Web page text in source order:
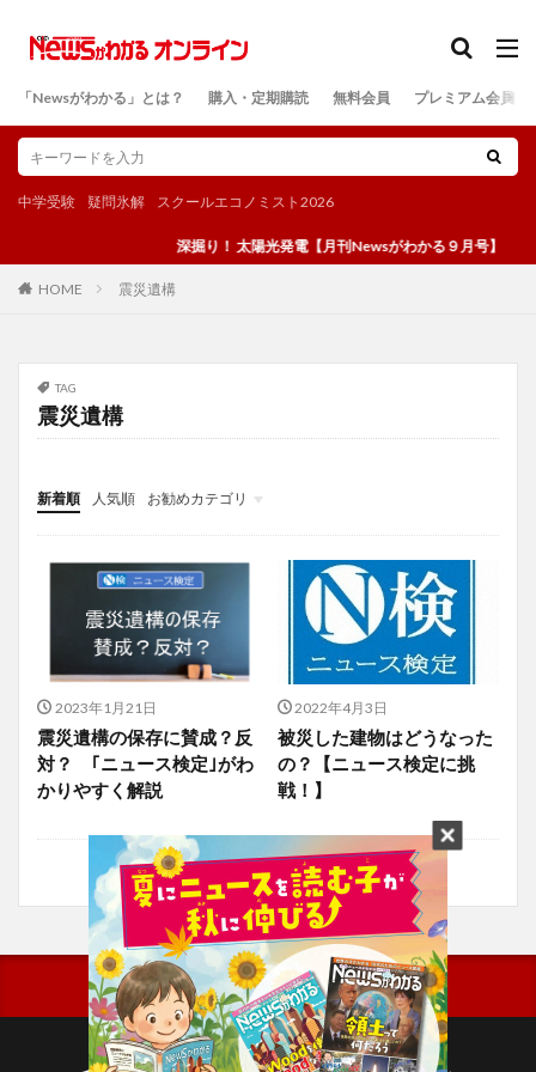
「Newsがわかる」とは？ 購入・定期購読 無料会員 プレミアム会員
中学受験 疑問氷解 スクールエコノミスト2026
深掘り！ 太陽光発電【月刊Newsがわかる９月号】
HOME 震災遺構
TAG
震災遺構
新着順 人気順
お勧めカテゴリ
投稿
学び
マンガ
電子書籍
2023年1月21日
震災遺構の保存に賛成？反
対？ ｢ニュース検定｣がわ
かりやすく解説
2022年4月3日
被災した建物はどうなった
の？【ニュース検定に挑
戦！】
検索